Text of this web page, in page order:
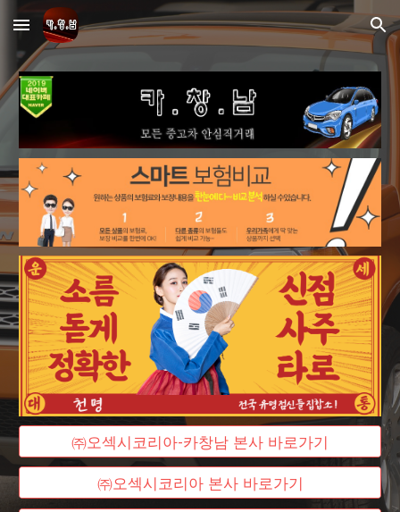
Skip to main content Skip to navigation
㈜오섹시코리아-카창남 본사 바로가기
㈜오섹시코리아 본사 바로가기